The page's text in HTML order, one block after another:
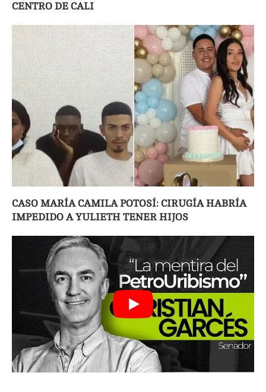
CENTRO DE CALI
CASO MARÍA CAMILA POTOSÍ: CIRUGÍA HABRÍA
IMPEDIDO A YULIETH TENER HIJOS